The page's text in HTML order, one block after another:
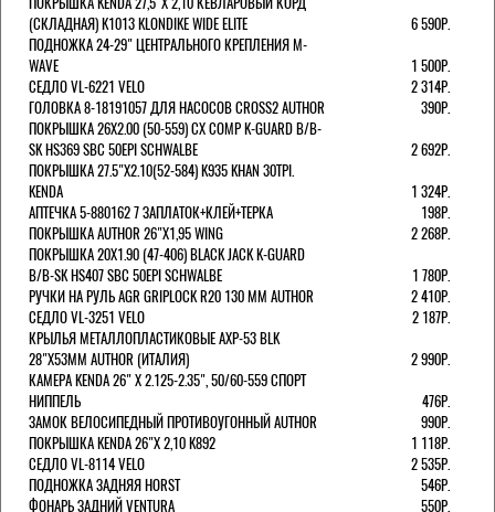
(СКЛАДНАЯ) K1013 KLONDIKE WIDE ELITE
6 590Р.
ПОДНОЖКА 24-29" ЦЕНТРАЛЬНОГО КРЕПЛЕНИЯ M-
WAVE
1 500Р.
СЕДЛО VL-6221 VELO
2 314Р.
ГОЛОВКА 8-18191057 ДЛЯ НАСОСОВ CROSS2 AUTHOR
390Р.
ПОКРЫШКА 26X2.00 (50-559) CX COMP K-GUARD B/B-
SK HS369 SBC 50EPI SCHWALBE
2 692Р.
ПОКРЫШКА 27.5"Х2.10(52-584) K935 KHAN 30TPI.
KENDA
1 324Р.
АПТЕЧКА 5-880162 7 ЗАПЛАТОК+КЛЕЙ+ТЕРКА
198Р.
ПОКРЫШКА AUTHOR 26"Х1,95 WING
2 268Р.
ПОКРЫШКА 20X1.90 (47-406) BLACK JACK K-GUARD
B/B-SK HS407 SBC 50EPI SCHWALBE
1 780Р.
РУЧКИ НА РУЛЬ AGR GRIPLOCK R20 130 ММ AUTHOR
2 410Р.
СЕДЛО VL-3251 VELO
2 187Р.
КРЫЛЬЯ МЕТАЛЛОПЛАСТИКОВЫЕ AXP-53 BLK
28"Х53ММ AUTHOR (ИТАЛИЯ)
2 990Р.
КАМЕРА KENDA 26" Х 2.125-2.35", 50/60-559 СПОРТ
НИППЕЛЬ
476Р.
ЗАМОК ВЕЛОСИПЕДНЫЙ ПРОТИВОУГОННЫЙ AUTHOR
990Р.
ПОКРЫШКА KENDA 26"Х 2,10 K892
1 118Р.
СЕДЛО VL-8114 VELO
2 535Р.
ПОДНОЖКА ЗАДНЯЯ HORST
546Р.
ФОНАРЬ ЗАДНИЙ VENTURA
550Р.